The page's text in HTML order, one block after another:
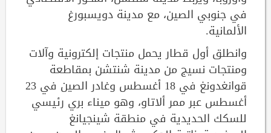
في جنوبي الصين، مع مدينة دويسبورغ
الألمانية.
وانطلق أول قطار يحمل منتجات إلكترونية وآلات
ومنتجات نسيج من مدينة شنتشن بمقاطعة
قوانغدونغ في 18 أغسطس وغادر الصين في 23
أغسطس عبر ممر ألاتاو، وهو ميناء بري رئيسي
للسكك الحديدية في منطقة شينجيانغ